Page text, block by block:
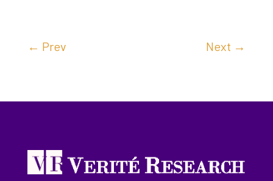
← Prev Next →